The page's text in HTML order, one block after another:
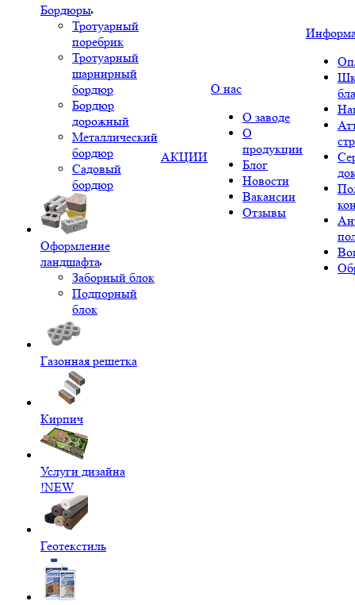
Бордюры
Тротуарный
поребрик
Тротуарный
шарнирный
бордюр
Бордюр
дорожный
Металлический
бордюр
Садовый
бордюр
Оформление
ландшафта
Заборный блок
Подпорный
блок
Газонная решетка
Кирпич
Услуги дизайна
!NEW
Геотекстиль
АКЦИИ
О нас
О заводе
О
продукции
Блог
Новости
Вакансии
Отзывы